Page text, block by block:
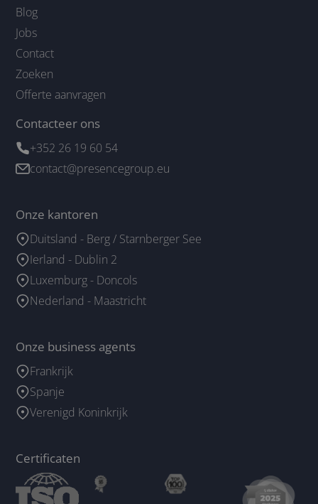
Blog
Jobs
Contact
Zoeken
Offerte aanvragen
Contacteer ons
+352 26 19 60 54
contact@presencegroup.eu
Onze kantoren
Duitsland - Berg / Starnberger See
Ierland - Dublin 2
Luxemburg - Doncols
Nederland - Maastricht
Onze business agents
Frankrijk
Spanje
Verenigd Koninkrijk
Certificaten